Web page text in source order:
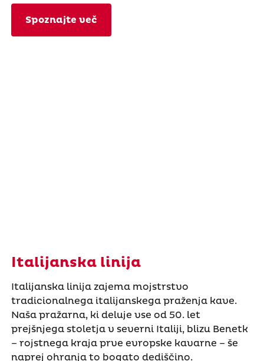
Spoznajte več
Italijanska linija
Italijanska linija zajema mojstrstvo
tradicionalnega italijanskega praženja kave.
Naša pražarna, ki deluje vse od 50. let
prejšnjega stoletja v severni Italiji, blizu Benetk
– rojstnega kraja prve evropske kavarne – še
naprej ohranja to bogato dediščino.